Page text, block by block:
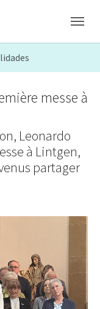
messe à
Leonardo
à Lintgen,
partager